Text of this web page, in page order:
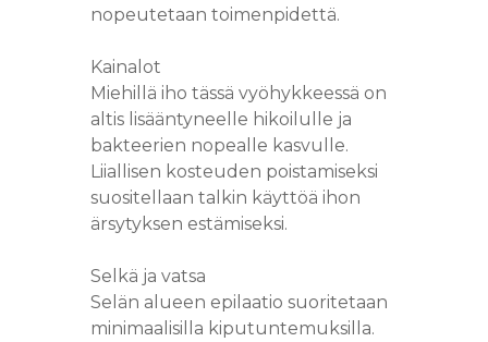
nopeutetaan toimenpidettä.
Kainalot
Miehillä iho tässä vyöhykkeessä on
altis lisääntyneelle hikoilulle ja
bakteerien nopealle kasvulle.
Liiallisen kosteuden poistamiseksi
suositellaan talkin käyttöä ihon
ärsytyksen estämiseksi.
Selkä ja vatsa
Selän alueen epilaatio suoritetaan
minimaalisilla kiputuntemuksilla.